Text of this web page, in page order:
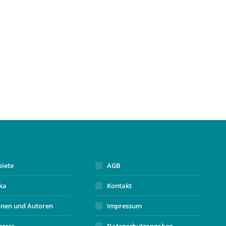
und Autoren
AGB
Kontakt
Impressum